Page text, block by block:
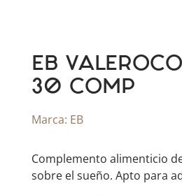
EB
30 COMP
Marca: EB
​Complemento alimenticio
sobre el sueño. Apto para